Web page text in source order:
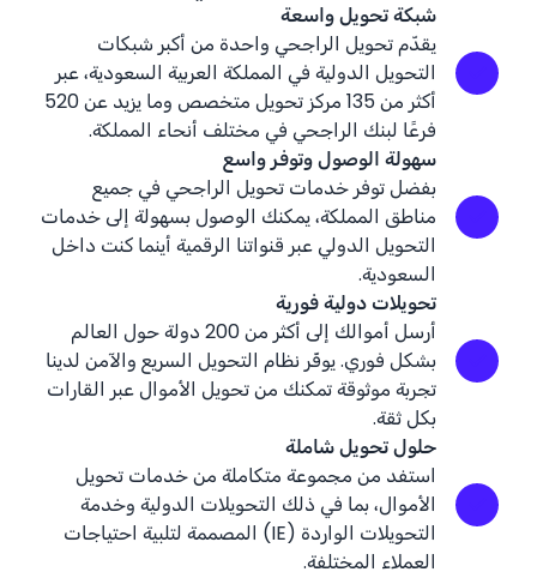
شبكة تحويل واسعة
يقدّم تحويل الراجحي واحدة من أكبر شبكات
التحويل الدولية في المملكة العربية السعودية، عبر
أكثر من 135 مركز تحويل متخصص وما يزيد عن 520
فرعًا لبنك الراجحي في مختلف أنحاء المملكة.
سهولة الوصول وتوفر واسع
بفضل توفر خدمات تحويل الراجحي في جميع
مناطق المملكة، يمكنك الوصول بسهولة إلى خدمات
التحويل الدولي عبر قنواتنا الرقمية أينما كنت داخل
السعودية.
تحويلات دولية فورية
أرسل أموالك إلى أكثر من 200 دولة حول العالم
بشكل فوري. يوفّر نظام التحويل السريع والآمن لدينا
تجربة موثوقة تمكنك من تحويل الأموال عبر القارات
بكل ثقة.
حلول تحويل شاملة
استفد من مجموعة متكاملة من خدمات تحويل
الأموال، بما في ذلك التحويلات الدولية وخدمة
التحويلات الواردة (IE) المصممة لتلبية احتياجات
العملاء المختلفة.